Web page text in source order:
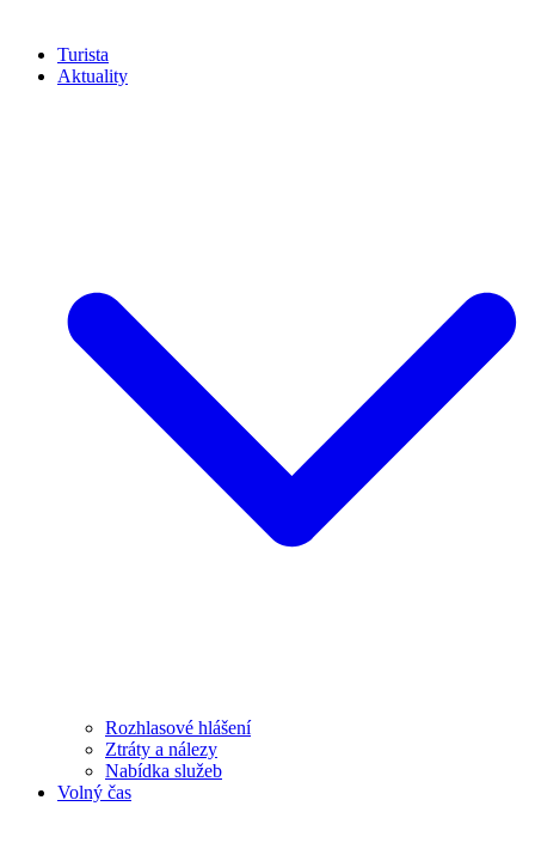
Turista
Aktuality
Rozhlasové hlášení
Ztráty a nálezy
Nabídka služeb
Volný čas